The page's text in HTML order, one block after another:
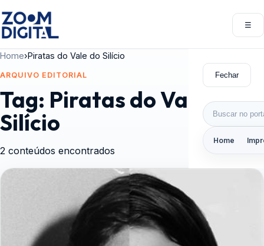
☰
Fechar
Buscar por:
Home
Home›Piratas do Vale do Silício
ARQUIVO EDITORIAL
Tag: Piratas do Vale do
Silício
2 conteúdos encontrados